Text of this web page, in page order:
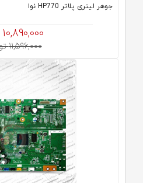
جوهر لیتری پلاتر HP770 نوا
10,890,000
11,596,000 تومان